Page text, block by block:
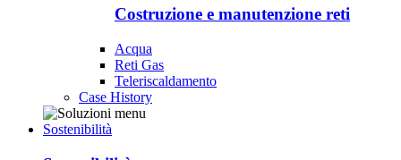
Costruzione e manutenzione reti
Acqua
Reti Gas
Teleriscaldamento
Case History
Sostenibilità